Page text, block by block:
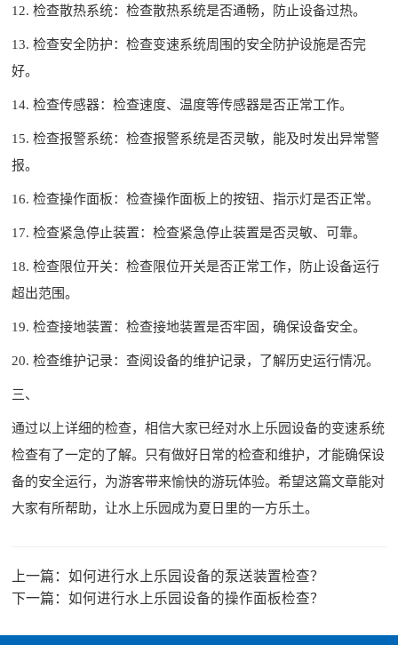
12. 检查散热系统：检查散热系统是否通畅，防止设备过热。
13. 检查安全防护：检查变速系统周围的安全防护设施是否完
好。
14. 检查传感器：检查速度、温度等传感器是否正常工作。
15. 检查报警系统：检查报警系统是否灵敏，能及时发出异常警
报。
16. 检查操作面板：检查操作面板上的按钮、指示灯是否正常。
17. 检查紧急停止装置：检查紧急停止装置是否灵敏、可靠。
18. 检查限位开关：检查限位开关是否正常工作，防止设备运行
超出范围。
19. 检查接地装置：检查接地装置是否牢固，确保设备安全。
20. 检查维护记录：查阅设备的维护记录，了解历史运行情况。
三、
通过以上详细的检查，相信大家已经对水上乐园设备的变速系统
检查有了一定的了解。只有做好日常的检查和维护，才能确保设
备的安全运行，为游客带来愉快的游玩体验。希望这篇文章能对
大家有所帮助，让水上乐园成为夏日里的一方乐土。
上一篇：如何进行水上乐园设备的泵送装置检查？
下一篇：如何进行水上乐园设备的操作面板检查？